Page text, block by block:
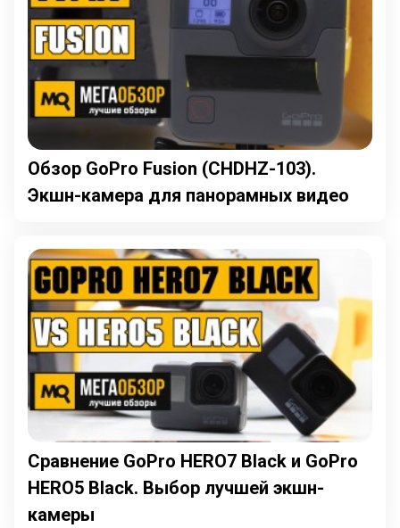
Обзор GoPro Fusion (CHDHZ-103).
Экшн-камера для панорамных видео
Сравнение GoPro HERO7 Black и GoPro
HERO5 Black. Выбор лучшей экшн-
камеры